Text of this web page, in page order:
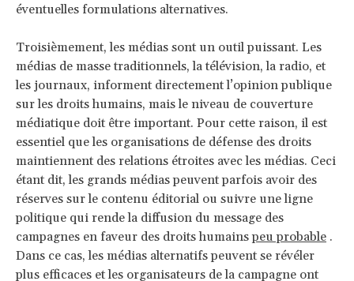
éventuelles formulations alternatives.
Troisièmement, les médias sont un outil puissant. Les
médias de masse traditionnels, la télévision, la radio, et
les journaux, informent directement l’opinion publique
sur les droits humains, mais le niveau de couverture
médiatique doit être important. Pour cette raison, il est
essentiel que les organisations de défense des droits
maintiennent des relations étroites avec les médias. Ceci
étant dit, les grands médias peuvent parfois avoir des
réserves sur le contenu éditorial ou suivre une ligne
politique qui rende la diffusion du message des
campagnes en faveur des droits humainspeu probable .
Dans ce cas, les médias alternatifs peuvent se révéler
plus efficaces et les organisateurs de la campagne ont